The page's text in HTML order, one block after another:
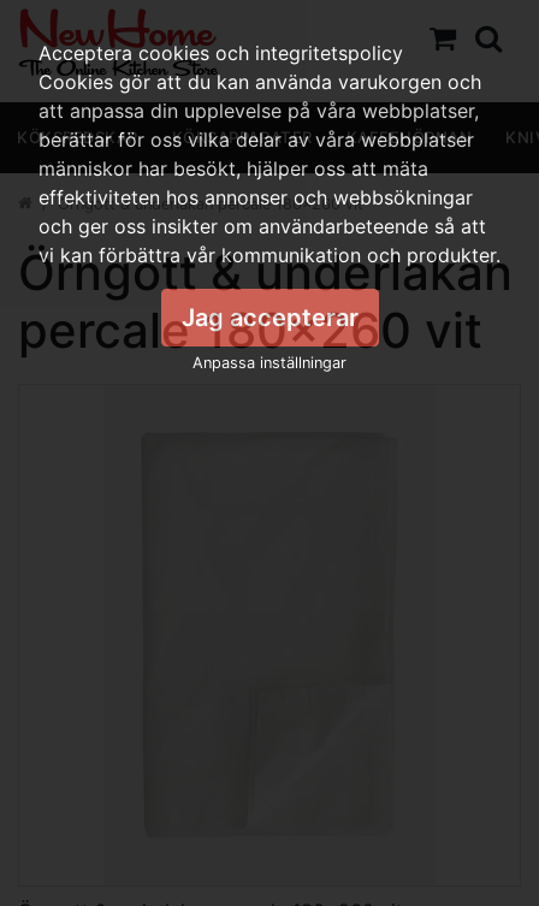
KÖKSREDSKAP KÖKSAPPARATER KAFFEHÖRNAN
Örngott & underlakan percale 180x260 vit
Örngott & underlakan
percale 180x260 vit
Acceptera cookies och integritetspolicy
Cookies gör att du kan använda varukorgen och
att anpassa din upplevelse på våra webbplatser,
berättar för oss vilka delar av våra webbplatser
människor har besökt, hjälper oss att mäta
effektiviteten hos annonser och webbsökningar
och ger oss insikter om användarbeteende så att
vi kan förbättra vår kommunikation och produkter.
Jag accepterar
Anpassa inställningar